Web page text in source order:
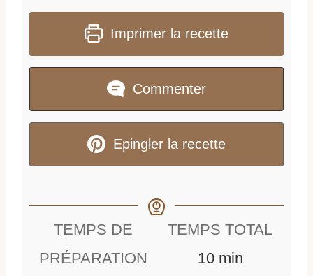
Imprimer la recette
Commenter
Epingler la recette
TEMPS DE
PRÉPARATION
TEMPS TOTAL
10mmin